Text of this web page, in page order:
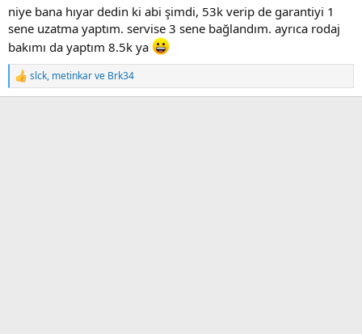
Vw-tr satamadığı her türlü aracı
Mecbur oldugu icin getiriyor depolarına otoparklarına yığıyor.
Distrübütörlük anlasması bunu gerektirir.
Vw-AG den her yıl icin mecburi kotayı TR ye cekmek zorundalar
....yoksa anlaşma bozulur. Vw tr ye verilen Kar payları iptal olur
niye bana hıyar dedin ki abi şimdi, 53k verip de garantiyi 1
sene uzatma yaptım. servise 3 sene bağlandım. ayrıca rodaj
bakımı da yaptım 8.5k ya
T
e
slck, metinkarve Brk34